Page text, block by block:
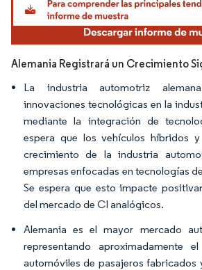
Alemania Registrará un Crecimiento
La industria automotriz
innovaciones tecnológicas en la
mediante la integración de
espera que los vehículos híbridos
crecimiento de la industria
empresas enfocadas en tecnologías
Se espera que esto impacte
del mercado de CI analógicos.
Alemania es el mayor mercado
representando aproximadamente
automóviles de pasajeros fabricados